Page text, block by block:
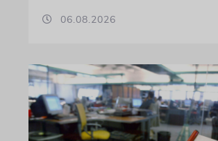
06.08.2026